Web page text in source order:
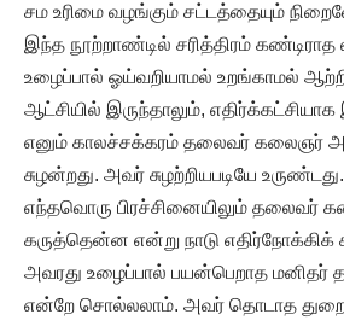
சம உரிமை வழங்கும் சட்டத்தையும்
இந்த நூற்றாண்டில் சரித்திரம்
உழைப்பால் ஓய்வறியாமல் உறங்காமல்
ஆட்சியில் இருந்தாலும்,
எனும் காலச்சக்கரம் தலைவர் கலைஞர்
சுழன்றது. அவர் சுழற்றியபடியே
எந்தவொரு பிரச்சினையிலும் தலைவர்
கருத்தென்ன என்று நாடு எதிர்நோக்கிக்
அவரது உழைப்பால் பயன்பெறாத மனிதர்
என்றே சொல்லலாம். அவர் தொடாத